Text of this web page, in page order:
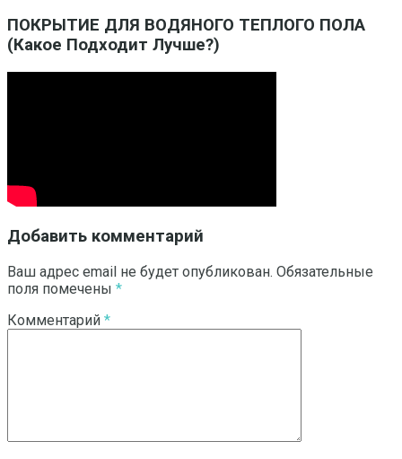
ПОКРЫТИЕ ДЛЯ ВОДЯНОГО ТЕПЛОГО ПОЛА
(Какое Подходит Лучше?)
Добавить комментарий
Ваш адрес email не будет опубликован. Обязательные
поля помечены *
Комментарий *